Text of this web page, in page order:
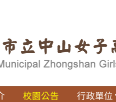
校園公告 行政單位